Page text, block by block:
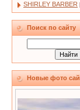
SHIRLEY BARBER
Поиск по сайту
Новые фото